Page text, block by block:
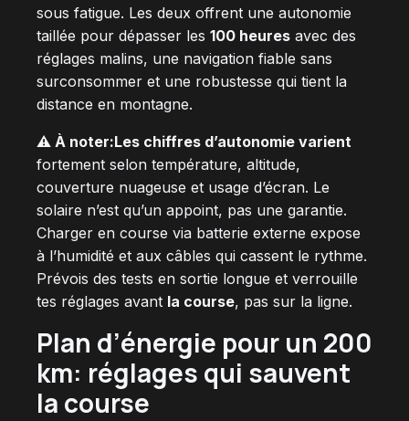
sous fatigue. Les deux offrent une autonomie
taillée pour dépasser les 100 heures avec des
réglages malins, une navigation fiable sans
surconsommer et une robustesse qui tient la
distance en montagne.
⚠️ À noter:Les chiffres d’autonomie varient
fortement selon température, altitude,
couverture nuageuse et usage d’écran. Le
solaire n’est qu’un appoint, pas une garantie.
Charger en course via batterie externe expose
à l’humidité et aux câbles qui cassent le rythme.
Prévois des tests en sortie longue et verrouille
tes réglages avant la course, pas sur la ligne.
Plan d’énergie pour un 200
km: réglages qui sauvent
la course